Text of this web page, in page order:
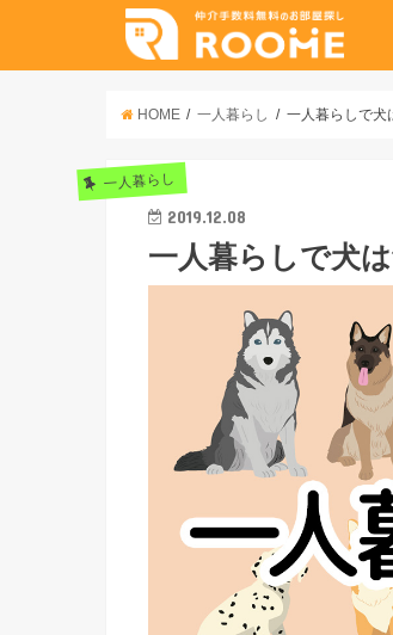
HOME 一人暮らし 一人暮らしで犬
一人暮らし
2019.12.08
一人暮らしで犬